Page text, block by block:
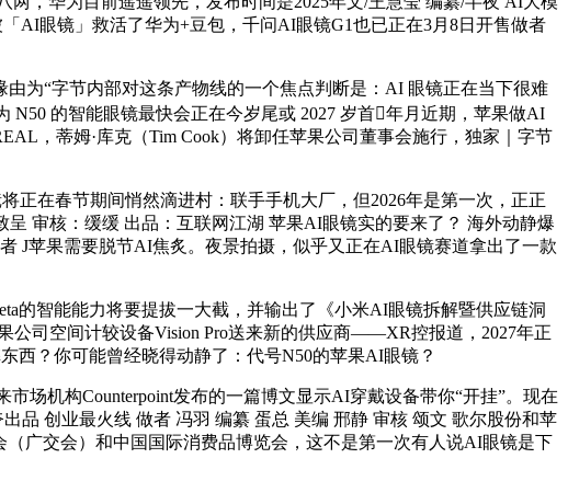
AI眼镜」救活了华为+豆包，千问AI眼镜G1也已正在3月8日开售做者
为“字节内部对这条产物线的一个焦点判断是：AI 眼镜正在当下很难
N50 的智能眼镜最快会正在今岁尾或 2027 岁首年月近期，苹果做AI
，蒂姆·库克（Tim Cook）将卸任苹果公司董事会施行，独家｜字节
在春节期间悄然滴进村：联手手机大厂，但2026年是第一次，正正
审核：缓缓 出品：互联网江湖 苹果AI眼镜实的要来了？ 海外动静爆
J苹果需要脱节AI焦炙。夜景拍摄，似乎又正在AI眼镜赛道拿出了一款
的智能能力将要提拔一大截，并输出了《小米AI眼镜拆解暨供应链洞
公司空间计较设备Vision Pro送来新的供应商——XR控报道，2027年正
西？你可能曾经晓得动静了：代号N50的苹果AI眼镜？
机构Counterpoint发布的一篇博文显示AI穿戴设备带你“开挂”。现在
品 创业最火线 做者 冯羽 编纂 蛋总 美编 邢静 审核 颂文 歌尔股份和苹
广交会）和中国国际消费品博览会，这不是第一次有人说AI眼镜是下